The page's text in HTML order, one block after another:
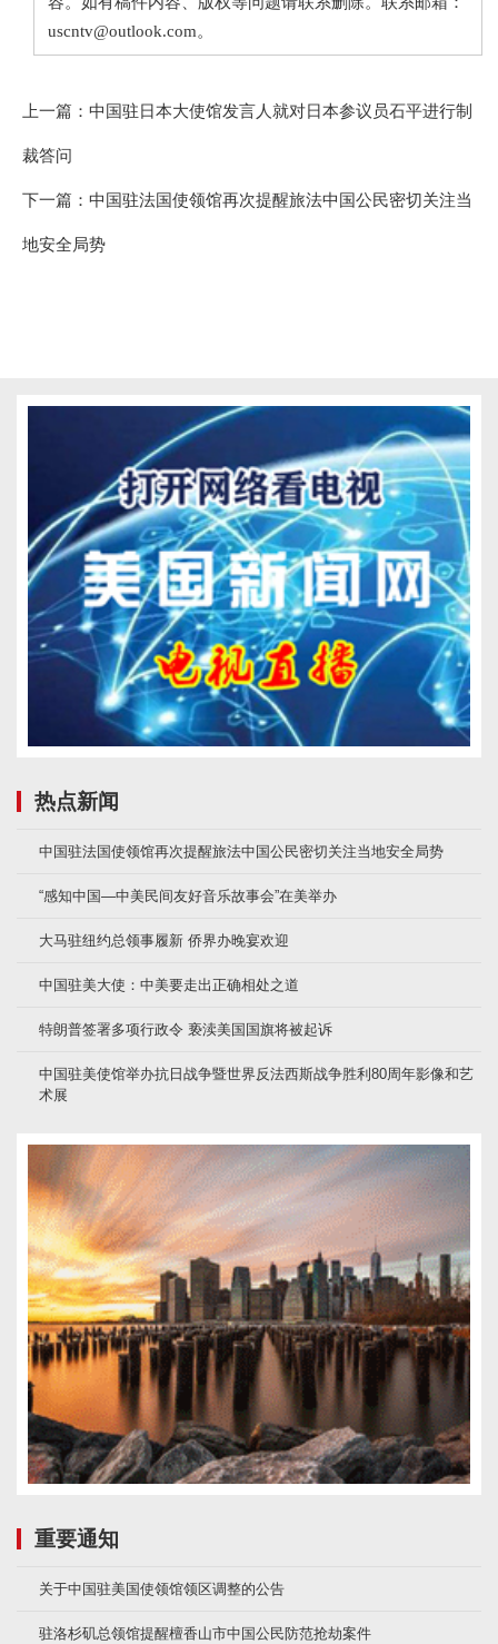
uscntv@outlook.com。
上一篇： 中国驻日本大使馆发言人就对日本参议员石平进行制
裁答问
下一篇： 中国驻法国使领馆再次提醒旅法中国公民密切关注当
地安全局势
热点新闻
中国驻法国使领馆再次提醒旅法中国公民密切关注当地安全局势
“感知中国—中美民间友好音乐故事会”在美举办
大马驻纽约总领事履新 侨界办晚宴欢迎
中国驻美大使：中美要走出正确相处之道
特朗普签署多项行政令 亵渎美国国旗将被起诉
中国驻美使馆举办抗日战争暨世界反法西斯战争胜利80周年影像和艺
术展
重要通知
关于中国驻美国使领馆领区调整的公告
驻洛杉矶总领馆提醒檀香山市中国公民防范抢劫案件